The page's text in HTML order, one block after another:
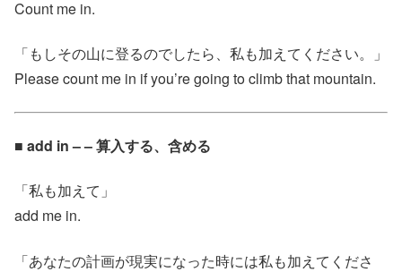
Count me in.
「もしその山に登るのでしたら、私も加えてください。」
Please count me in if you’re going to climb that mountain.
■ add in – – 算入する、含める
「私も加えて」
add me in.
「あなたの計画が現実になった時には私も加えてくださ